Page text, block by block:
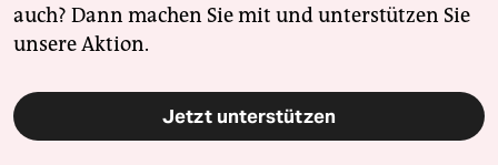
auch? Dann machen Sie mit und unterstützen Sie
unsere Aktion.
Jetzt unterstützen